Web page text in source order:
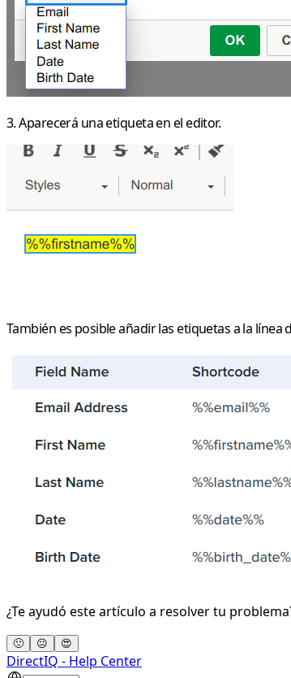
3. Aparecerá una etiqueta en el editor.
También es posible añadir las etiquetas a la línea
¿Te ayudó este artículo a resolver tu
🙁 😐 😍
DirectIQ - Help Center